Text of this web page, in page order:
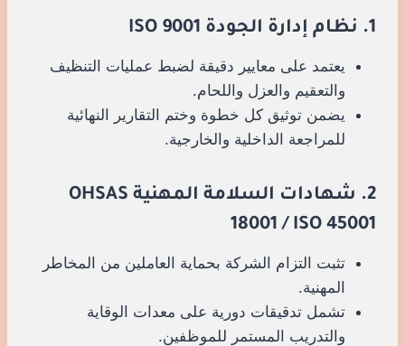
1. نظام إدارة الجودة ISO 9001
يعتمد على معايير دقيقة لضبط عمليات التنظيف
والتعقيم والعزل واللحام.
يضمن توثيق كل خطوة وختم التقارير النهائية
للمراجعة الداخلية والخارجية.
2. شهادات السلامة المهنية OHSAS
18001 / ISO 45001
تثبت التزام الشركة بحماية العاملين من المخاطر
المهنية.
تشمل تدقيقات دورية على معدات الوقاية
والتدريب المستمر للموظفين.